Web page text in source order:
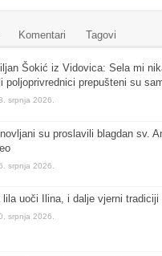
Komentari Tagovi
Šokić iz Vidovica: Sela mi
poljoprivrednici prepušteni su
srpnja 2026.
su proslavili blagdan sv.
srpnja 2026.
lila uoči Ilina, i dalje vjerni
srpnja 2026.